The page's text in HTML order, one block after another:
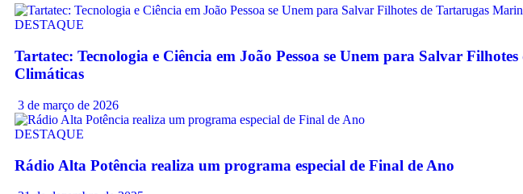
DESTAQUE
Tartatec: Tecnologia e Ciência em João Pessoa se Unem para Salvar
Climáticas
3 de março de 2026
DESTAQUE
Rádio Alta Potência realiza um programa especial de Final de Ano